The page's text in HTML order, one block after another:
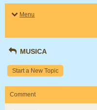
Menu
MUSICA
Start a New Topic
Comment